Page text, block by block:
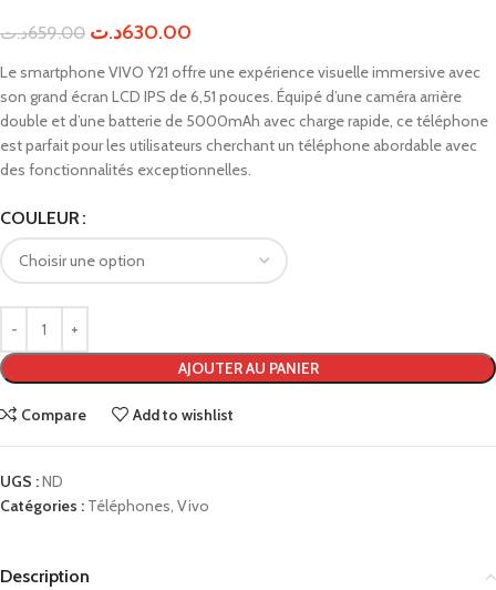
659.00د.ت 630.00د.ت
Le smartphone VIVO Y21 offre une expérience visuelle immersive avec
son grand écran LCD IPS de 6,51 pouces. Équipé d’une caméra arrière
double et d’une batterie de 5000mAh avec charge rapide, ce téléphone
est parfait pour les utilisateurs cherchant un téléphone abordable avec
des fonctionnalités exceptionnelles.
COULEUR
AJOUTER AU PANIER
Compare Add to wishlist
UGS :ND
Catégories : Téléphones, Vivo
Description